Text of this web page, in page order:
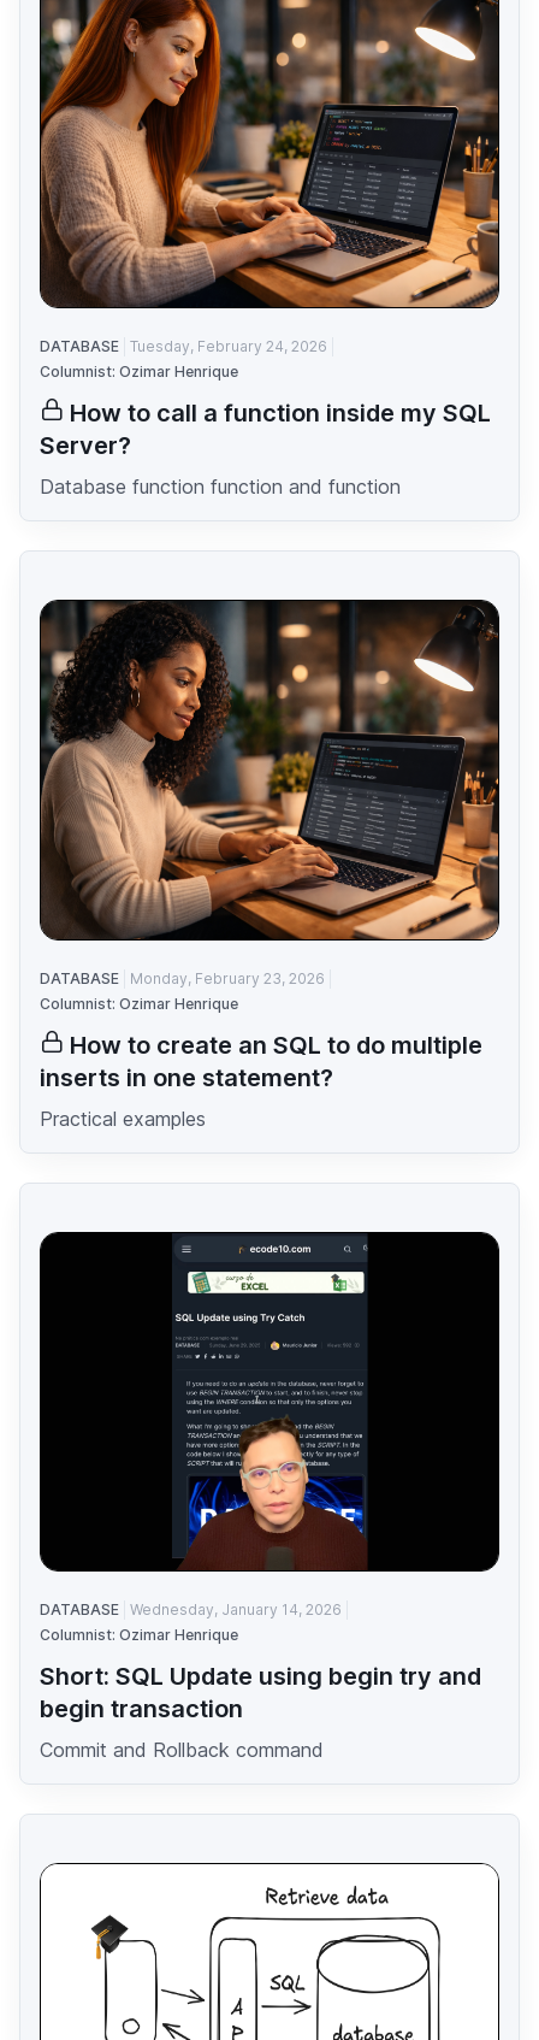
DATABASE Tuesday, February 24, 2026
Columnist: Ozimar Henrique
How to call a function inside my SQL
Server?
Database function function and function
DATABASE
Monday, February 23, 2026
Columnist: Ozimar Henrique
How to create an SQL to do multiple
inserts in one statement?
Practical examples
DATABASE Wednesday, January 14, 2026
Columnist: Ozimar Henrique
Short: SQL Update using begin try and
begin transaction
Commit and Rollback command